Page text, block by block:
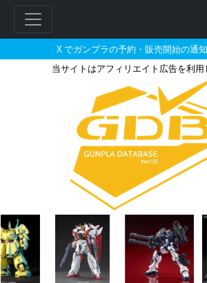
X でガンプラの予約・販売開始の通
当サイトはアフィリエイト広告を利用
HG 1/144 ジャスティ
ー
ド
検
索